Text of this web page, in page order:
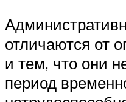
отличаются от
и тем, что они
период